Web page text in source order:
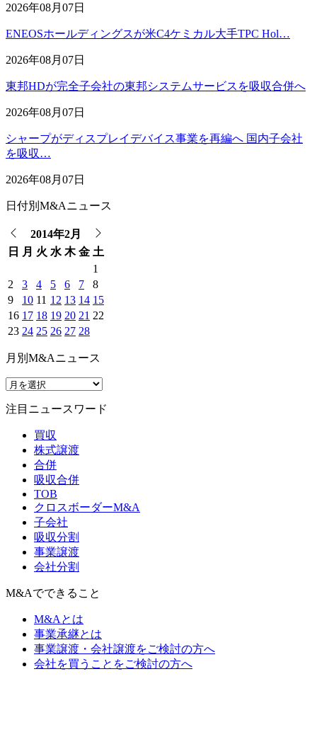
2026年08月07日
ENEOSホールディングスが米C4ケミカル大手TPC Hol…
2026年08月07日
東邦HDが完全子会社の東邦システムサービスを吸収合併へ
2026年08月07日
シャープがディスプレイデバイス事業を再編へ 国内子会社
を吸収…
2026年08月07日
日付別M&Aニュース
2014年2月
日
月 火 水 木 金 土
1
2
3 4 5 6 7
8
9
10 11 12 13 14 15
16 17 18 19 20 21 22
23 24 25 26 27 28
月別M&Aニュース
注目ニュースワード
買収
株式譲渡
合併
吸収合併
TOB
クロスボーダーM&A
子会社
吸収分割
事業譲渡
会社分割
M&Aでできること
M&Aとは
事業承継とは
事業譲渡・会社譲渡をご検討の方へ
会社を買うことをご検討の方へ